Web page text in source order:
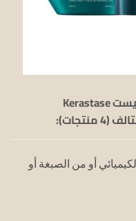
بكج كريستاس ريزيستانس ثيربيست Kerastase
أو من الصبغة أو